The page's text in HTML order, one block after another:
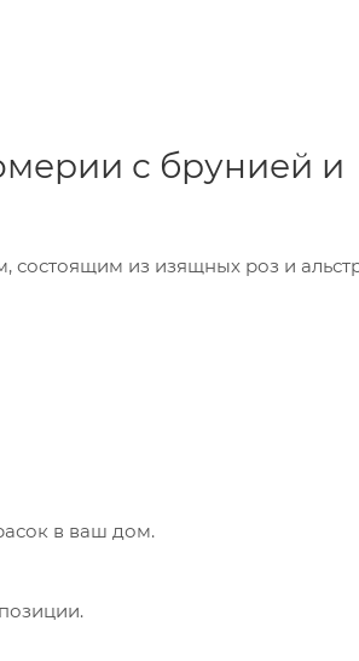
с брунией и
состоящим из изящных роз и
в ваш дом.